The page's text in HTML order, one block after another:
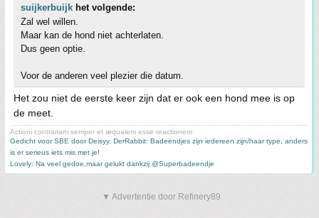
suijkerbuijk het volgende:
Zal wel willen.
Maar kan de hond niet achterlaten.
Dus geen optie.
Voor de anderen veel plezier die datum.
Het zou niet de eerste keer zijn dat er ook een hond mee is op
de meet.
Actioni contrariam semper et æqualem esse reactionem
Gedicht voor SBE door Deisyy, DerRabbit: Badeendjes zijn iedereen zijn/haar type, anders
is er serieus iets mis met je!
Lovely: Na veel gedoe,maar gelukt dankzij @Superbadeendje
▼ Advertentie door Refinery89